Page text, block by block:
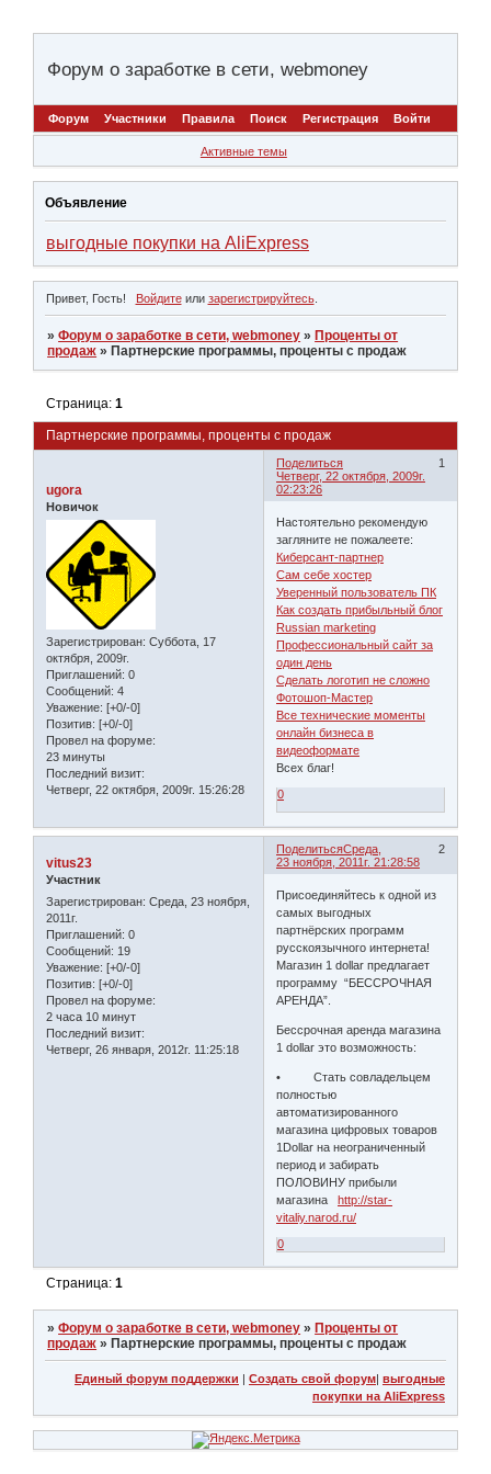
Форум о заработке в сети, webmoney
Форум Участники Правила Поиск Регистрация Войти
Активные темы
Объявление
выгодные покупки на AliExpress
Привет, Гость! Войдитеили зарегистрируйтесь.
»Форум о заработке в сети, webmoney » Проценты от
продаж » Партнерские программы, проценты с продаж
Партнерские программы, проценты с продаж
Страница:1
Поделиться
1
Четверг, 22 октября, 2009г.
02:23:26
ugora
Новичок
Зарегистрирован: Суббота, 17
октября, 2009г.
Приглашений: 0
Сообщений: 4
Уважение: [+0/-0]
Позитив: [+0/-0]
Провел на форуме:
23 минуты
Последний визит:
Четверг, 22 октября, 2009г. 15:26:28
Настоятельно рекомендую
загляните не пожалеете:
Киберсант-партнер
Сам себе хостер
Уверенный пользователь ПК
Как создать прибыльный блог
Russian marketing
Профессиональный сайт за
один день
Сделать логотип не сложно
Фотошоп-Мастер
Все технические моменты
онлайн бизнеса в
видеоформате
Всех благ!
0
Поделиться 2
Среда,
23 ноября, 2011г. 21:28:58
vitus23
Участник
Зарегистрирован: Среда, 23 ноября,
2011г.
Приглашений: 0
Сообщений: 19
Уважение: [+0/-0]
Позитив: [+0/-0]
Провел на форуме:
2 часа 10 минут
Последний визит:
Четверг, 26 января, 2012г. 11:25:18
Присоединяйтесь к одной из
самых выгодных
партнёрских программ
русскоязычного интернета!
Магазин 1 dollar предлагает
программу “БЕССРОЧНАЯ
АРЕНДА”.
Бессрочная аренда магазина
1 dollar это возможность:
• Стать совладельцем
полностью
автоматизированного
магазина цифровых товаров
1Dollar на неограниченный
период и забирать
ПОЛОВИНУ прибыли
магазинаhttp://star-
vitaliy.narod.ru/
0
Страница:1
»Форум о заработке в сети, webmoney » Проценты от
продаж » Партнерские программы, проценты с продаж
Единый форум поддержки | Создать свой форум| выгодные
покупки на AliExpress